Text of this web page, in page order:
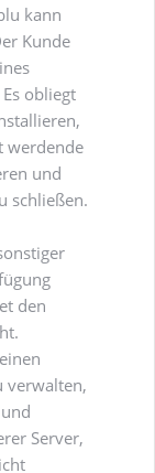
kann
Kunde
obliegt
werdende
und
schließen.
den
verwalten,
Server,